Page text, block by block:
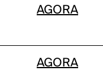
AGORA
AGORA